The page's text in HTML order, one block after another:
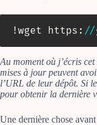
!wget https : //
Au moment où j’écris
mises à jour peuvent
l’URL de leur dépôt. Si
pour obtenir la dernière
Une dernière chose